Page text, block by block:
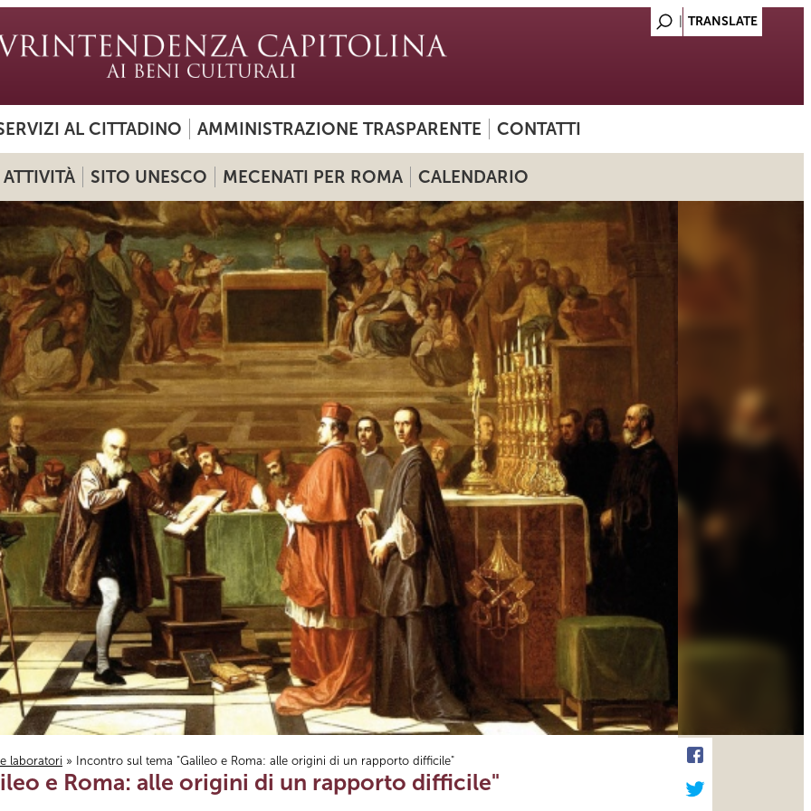
AL CITTADINO AMMINISTRAZIONE TRASPARENTE CONTATTI
ATTIVITÀ SITO UNESCO MECENATI PER ROMA CALENDARIO
laboratori » Incontro sul tema "Galileo e Roma: alle origini di un rapporto difficile"
e Roma: alle origini di un rapporto difficile"